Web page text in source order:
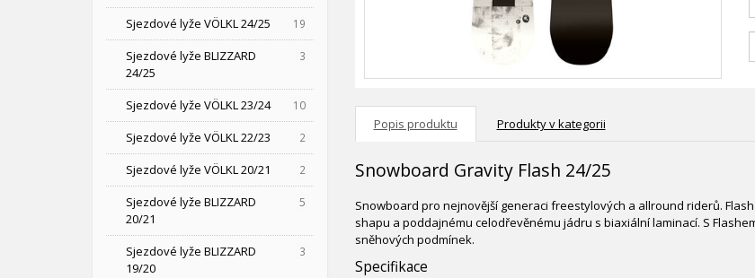
Popis produktu Produkty v kategorii
Snowboard Gravity Flash 24/25
Snowboard pro nejnovější generaci freestylových a allround riderů.
shapu a poddajnému celodřevěnému jádru s biaxiální laminací. S
sněhových podmínek.
Specifikace
Sjezdové lyže VÖLKL 24/25 19
Sjezdové lyže BLIZZARD
24/25
3
Sjezdové lyže VÖLKL 23/24 10
Sjezdové lyže VÖLKL 22/23 2
Sjezdové lyže VÖLKL 20/21 2
Sjezdové lyže BLIZZARD
20/21
5
Sjezdové lyže BLIZZARD
19/20
3